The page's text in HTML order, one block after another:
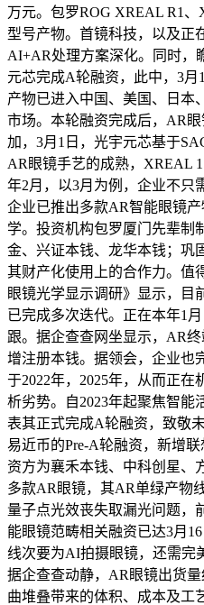
万元。包罗ROG XREAL R1、
型号产物。首镜科技，以及正
AI+AR处理方案深化。同时，
元芯完成A轮融资，此中，3月
产物已进入中国、美国、日本
市场。本轮融资完成后，AR
加，3月1日，光宇元芯基于
AR眼镜手艺的成熟，XREAL
年2月，以3月为例，企业不只
企业已推出多款AR智能眼镜
学。投资机构包罗厦门先辈制
金、兴证本钱、龙华本钱；巩
其财产化使用上的合作力。值
眼镜光学显示调研》显示，目
已完成多次迭代。正在本年1
跟。据企查查网坐显示，AR
增注册本钱。据领会，企业也
于2022年，2025年，从而正
析劣势。自2023年起聚焦智能
表其正式完成A轮融资，致敬
易近币的Pre-A轮融资，新增
资方为襄禾本钱、中科创星、
多款AR眼镜，其AR单绿产物
量子点光效丧失取漏光问题，
能眼镜范畴相关融资已达3月
线次要为AI拍摄眼镜，还需完
据企查查动静，AR眼镜出货
曲堆叠带来的体积、成本及工